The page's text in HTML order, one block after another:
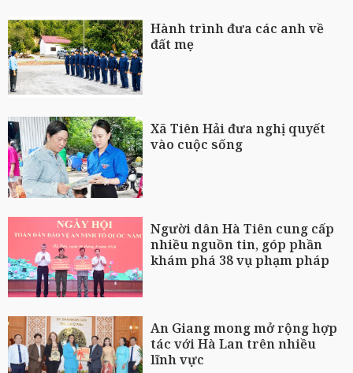
Hành trình đưa các anh về
đất mẹ
Xã Tiên Hải đưa nghị quyết
vào cuộc sống
Người dân Hà Tiên cung cấp
nhiều nguồn tin, góp phần
khám phá 38 vụ phạm pháp
An Giang mong mở rộng hợp
tác với Hà Lan trên nhiều
lĩnh vực